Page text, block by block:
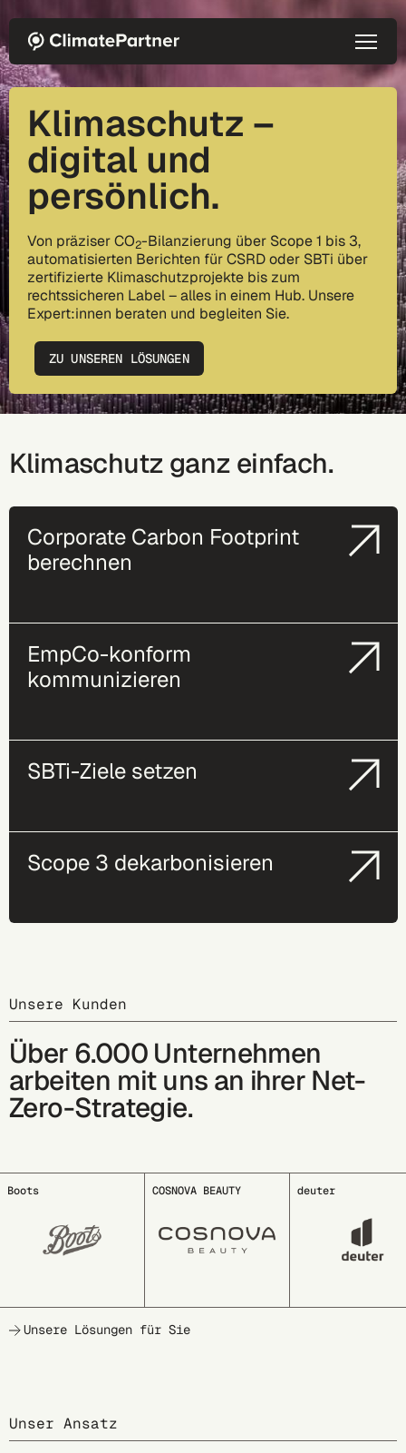
Klimaschutz –
digital und
persönlich.
Von präziser CO2-Bilanzierung über Scope 1 bis 3,
automatisierten Berichten für CSRD oder SBTi über
zertifizierte Klimaschutzprojekte bis zum
rechtssicheren Label – alles in einem Hub. Unsere
Expert:innen beraten und begleiten Sie.
ZU UNSEREN LÖSUNGEN
Klimaschutz ganz einfach.
Corporate Carbon Footprint
berechnen
EmpCo-konform
kommunizieren
SBTi-Ziele setzen
Scope 3 dekarbonisieren
Unsere Kunden
Über 6.000 Unternehmen
arbeiten mit uns an ihrer Net-
Zero-Strategie.
deuter
Unsere Lösungen für Sie
Unser Ansatz